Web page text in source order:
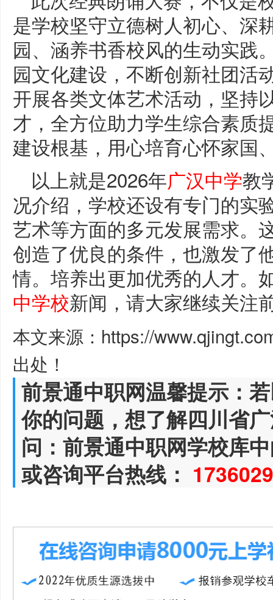
是学校坚守立德树人初心、深
园、涵养书香校风的生动实践
园文化建设，不断创新社团活
开展各类文体艺术活动，坚持
才，全方位助力学生综合素质
建设根基，用心培育心怀家国
以上就是2026年广汉中学教
况介绍，学校还设有专门的实
艺术等方面的多元发展需求。
创造了优良的条件，也激发了
情。培养出更加优秀的人才。
中学校新闻，请大家继续关注
本文来源：https://
出处！
前景通中职网温馨提示：
你的问题，想了解四川省
问：前景通中职网学校库
或咨询平台热线：